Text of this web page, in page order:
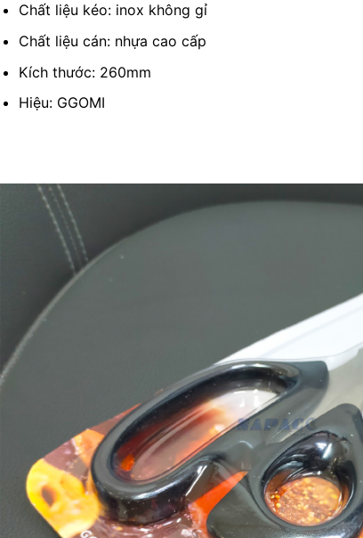
Chất liệu kéo: inox không gỉ
Chất liệu cán: nhựa cao cấp
Kích thước: 260mm
Hiệu: GGOMI